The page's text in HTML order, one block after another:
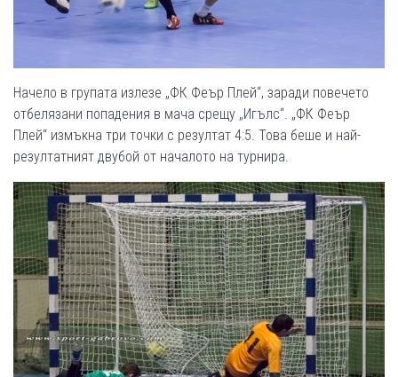
Начело в групата излезе „ФК Феър Плей“, заради повечето
отбелязани попадения в мача срещу „Игълс“. „ФК Феър
Плей“ измъкна три точки с резултат 4:5. Това беше и най-
резултатният двубой от началото на турнира.